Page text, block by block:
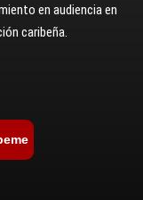
en audiencia en
caribeña.